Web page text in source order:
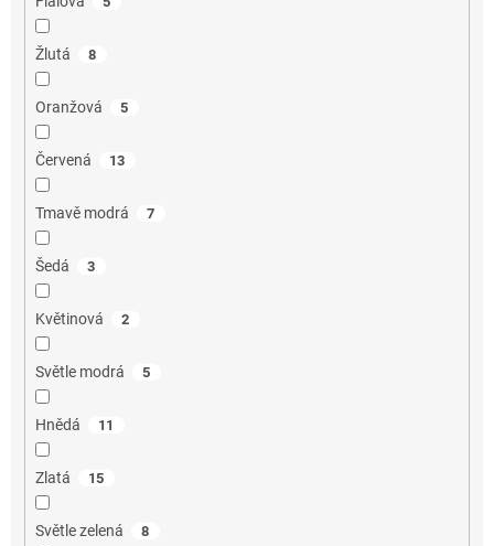
Žlutá 8
Oranžová 5
Červená 13
Tmavě modrá 7
Šedá 3
Květinová 2
Světle modrá 5
Hnědá 11
Zlatá 15
Světle zelená 8